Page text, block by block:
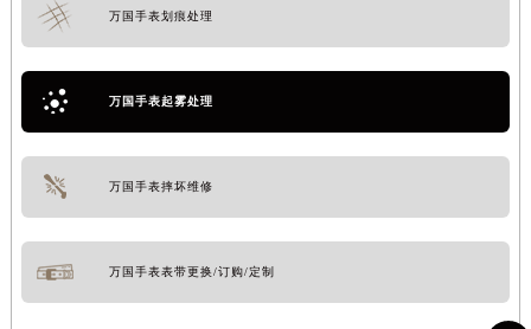
万国手表划痕处理
万国手表起雾处理
万国手表摔坏维修
万国手表表带更换/订购/定制